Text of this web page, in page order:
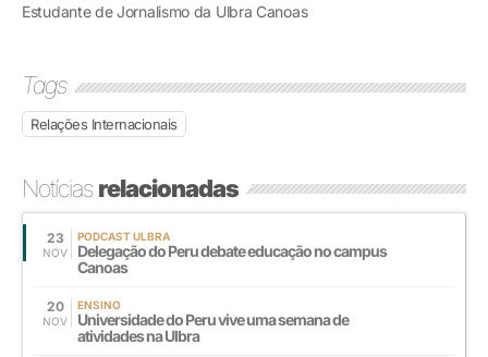
Estudante de Jornalismo da Ulbra Canoas
Tags
Relações Internacionais
Notíciasrelacionadas
23
NOV
PODCAST ULBRA
Delegação do Peru debate educação no campus
Canoas
20
NOV
ENSINO
Universidade do Peru vive uma semana de
atividades na Ulbra